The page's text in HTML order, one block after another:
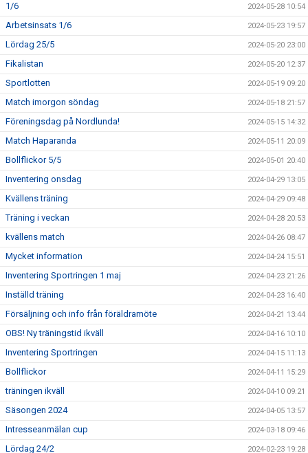
1/6 2024-05-28 10:54
Arbetsinsats 1/6 2024-05-23 19:57
Lördag 25/5 2024-05-20 23:00
Fikalistan 2024-05-20 12:37
Sportlotten 2024-05-19 09:20
Match imorgon söndag 2024-05-18 21:57
Föreningsdag på Nordlunda! 2024-05-15 14:32
Match Haparanda 2024-05-11 20:09
Bollflickor 5/5 2024-05-01 20:40
Inventering onsdag 2024-04-29 13:05
Kvällens träning 2024-04-29 09:48
Träning i veckan 2024-04-28 20:53
kvällens match 2024-04-26 08:47
Mycket information 2024-04-24 15:51
Inventering Sportringen 1 maj 2024-04-23 21:26
Inställd träning 2024-04-23 16:40
Försäljning och info från föräldramöte 2024-04-21 13:44
OBS! Ny träningstid ikväll 2024-04-16 10:10
Inventering Sportringen 2024-04-15 11:13
Bollflickor 2024-04-11 15:29
träningen ikväll 2024-04-10 09:21
Säsongen 2024 2024-04-05 13:57
Intresseanmälan cup 2024-03-18 09:46
Lördag 24/2 2024-02-23 19:28